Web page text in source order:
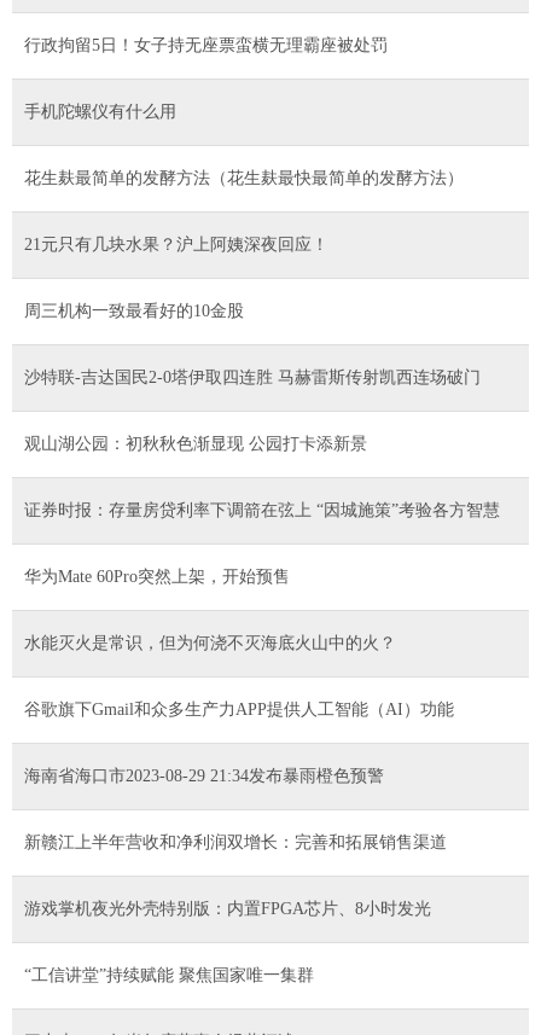
行政拘留5日！女子持无座票蛮横无理霸座被处罚
手机陀螺仪有什么用
花生麸最简单的发酵方法（花生麸最快最简单的发酵方法）
21元只有几块水果？沪上阿姨深夜回应！
周三机构一致最看好的10金股
沙特联-吉达国民2-0塔伊取四连胜 马赫雷斯传射凯西连场破门
观山湖公园：初秋秋色渐显现 公园打卡添新景
证券时报：存量房贷利率下调箭在弦上 “因城施策”考验各方智慧
华为Mate 60Pro突然上架，开始预售
水能灭火是常识，但为何浇不灭海底火山中的火？
谷歌旗下Gmail和众多生产力APP提供人工智能（AI）功能
海南省海口市2023-08-29 21:34发布暴雨橙色预警
新赣江上半年营收和净利润双增长：完善和拓展销售渠道
游戏掌机夜光外壳特别版：内置FPGA芯片、8小时发光
“工信讲堂”持续赋能 聚焦国家唯一集群